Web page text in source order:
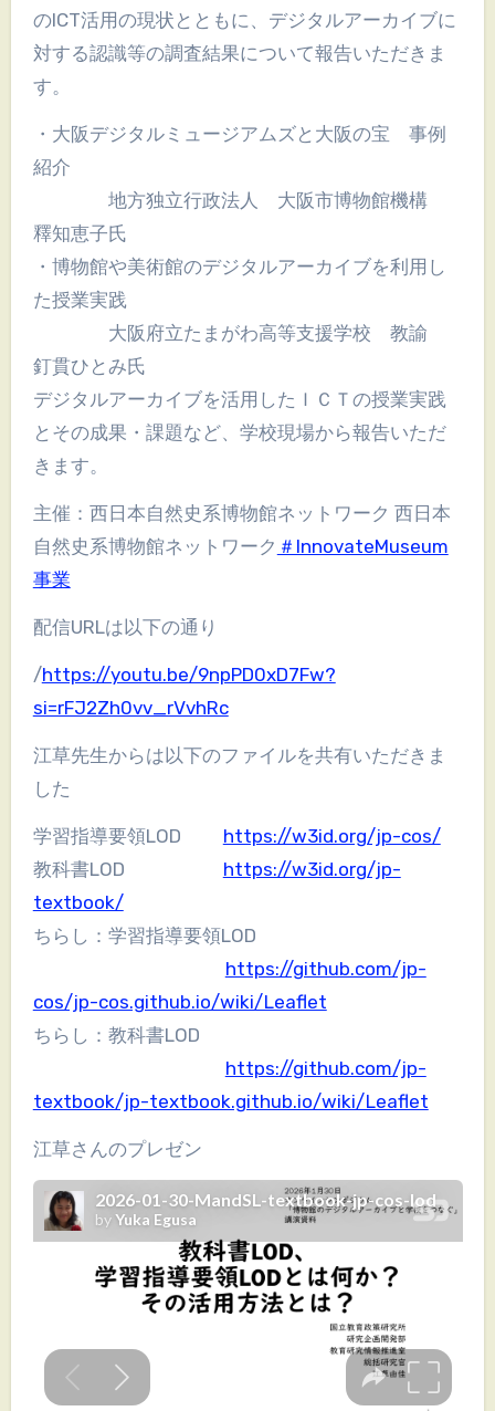
のICT活用の現状とともに、デジタルアーカイブに
対する認識等の調査結果について報告いただきま
す。
・大阪デジタルミュージアムズと大阪の宝 事例
紹介
地方独立行政法人 大阪市博物館機構
釋知恵子氏
・博物館や美術館のデジタルアーカイブを利用し
た授業実践
大阪府立たまがわ高等支援学校 教諭
釘貫ひとみ氏
デジタルアーカイブを活用したＩＣＴの授業実践
とその成果・課題など、学校現場から報告いただ
きます。
主催：西日本自然史系博物館ネットワーク 西日本
自然史系博物館ネットワーク ＃InnovateMuseum
事業
配信URLは以下の通り
/https://youtu.be/9npPD0xD7Fw?
si=rFJ2Zh0vv_rVvhRc
江草先生からは以下のファイルを共有いただきま
した
学習指導要領LOD https://w3id.org/jp-cos/
教科書LOD https://w3id.org/jp-
textbook/
ちらし：学習指導要領LOD
https://github.com/jp-
cos/jp-cos.github.io/wiki/Leaflet
ちらし：教科書LOD
https://github.com/jp-
textbook/jp-textbook.github.io/wiki/Leaflet
江草さんのプレゼン